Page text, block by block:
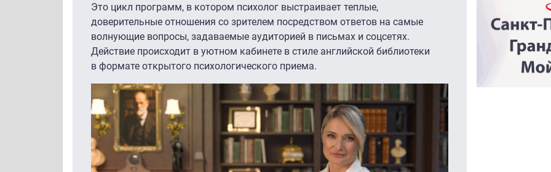
Это цикл программ, в котором психолог выстраивает теплые,
доверительные отношения со зрителем посредством ответов на самые
волнующие вопросы, задаваемые аудиторией в письмах и соцсетях.
Действие происходит в уютном кабинете в стиле английской библиотеки
в формате открытого психологического приема.